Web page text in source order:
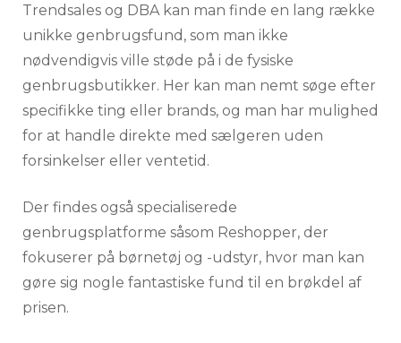
Trendsales og DBA kan man finde en lang række
unikke genbrugsfund, som man ikke
nødvendigvis ville støde på i de fysiske
genbrugsbutikker. Her kan man nemt søge efter
specifikke ting eller brands, og man har mulighed
for at handle direkte med sælgeren uden
forsinkelser eller ventetid.
Der findes også specialiserede
genbrugsplatforme såsom Reshopper, der
fokuserer på børnetøj og -udstyr, hvor man kan
gøre sig nogle fantastiske fund til en brøkdel af
prisen.